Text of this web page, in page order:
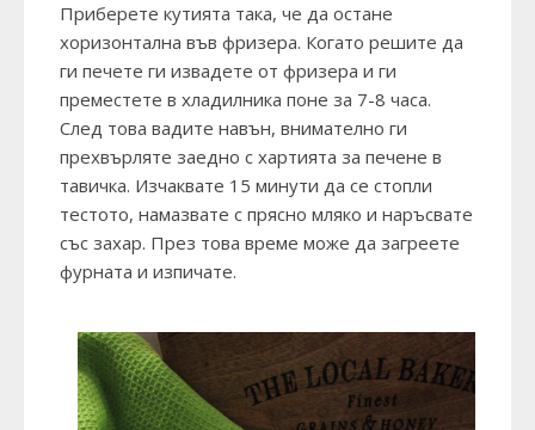
Приберете кутията така, че да остане
хоризонтална във фризера. Когато решите да
ги печете ги извадете от фризера и ги
преместете в хладилника поне за 7-8 часа.
След това вадите навън, внимателно ги
прехвърляте заедно с хартията за печене в
тавичка. Изчаквате 15 минути да се стопли
тестото, намазвате с прясно мляко и наръсвате
със захар. През това време може да загреете
фурната и изпичате.